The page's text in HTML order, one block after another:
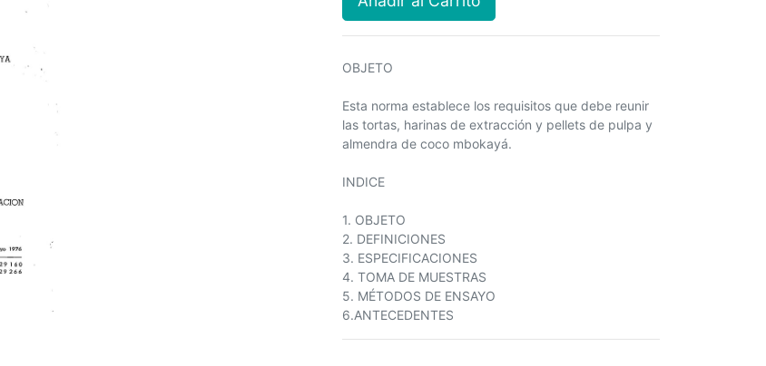
OBJETO
Esta norma establece los requisitos que debe reunir
las tortas, harinas de extracción y pellets de pulpa y
almendra de coco mbokayá.
INDICE
1. OBJETO
2. DEFINICIONES
3. ESPECIFICACIONES
4. TOMA DE MUESTRAS
5. MÉTODOS DE ENSAYO
6.ANTECEDENTES